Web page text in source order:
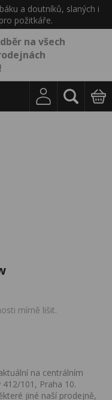
a doutníků, slaných i
požitkáře.
na všech
mírně lišit.
na centrálním
101, Praha 10.
jiné naší prodejně,